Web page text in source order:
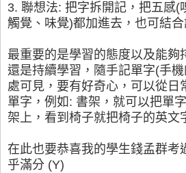
3. 聯想法: 把字拆開記，把五感(
觸覺、味覺)都加進去，也可結
最重要的是學習的態度以及能夠
還是持續學習，隨手記單字(手
處可見，要有好奇心，可以從日
單字，例如: 書架，就可以把單
架上，看到椅子就把椅子的英文
在此也要恭喜我的學生錢孟群考
乎滿分 (Y)